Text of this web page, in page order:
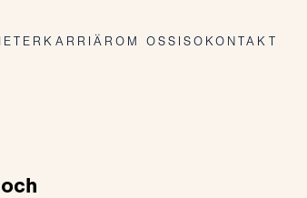
KARRIÄR OM OSS ISO KONTAKT